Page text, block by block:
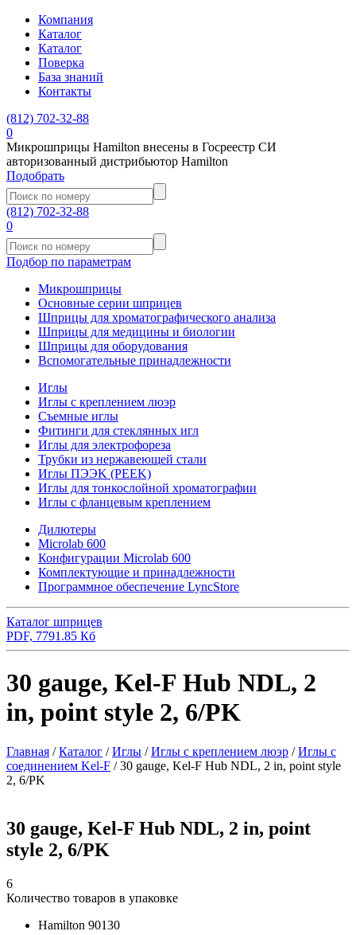
Компания
Каталог
Каталог
Поверка
База знаний
Контакты
(812) 702-32-88
0
Микрошприцы Hamilton внесены в Госреестр СИ
авторизованный дистрибьютор Hamilton
Подобрать
(812) 702-32-88
0
Подбор по параметрам
Микрошприцы
Основные серии шприцев
Шприцы для хроматографического анализа
Шприцы для медицины и биологии
Шприцы для оборудования
Вспомогательные принадлежности
Иглы
Иглы с креплением люэр
Съемные иглы
Фитинги для стеклянных игл
Иглы для электрофореза
Трубки из нержавеющей стали
Иглы ПЭЭK (PEEK)
Иглы для тонкослойной хроматографии
Иглы с фланцевым креплением
Дилютеры
Microlab 600
Конфигурации Microlab 600
Комплектующие и принадлежности
Программное обеспечение LyncStore
Каталог шприцев
PDF, 7791.85 Кб
30 gauge, Kel-F Hub NDL, 2
in, point style 2, 6/PK
Главная /Каталог /Иглы /Иглы с креплением люэр /Иглы с
соединением Kel-F /30 gauge, Kel-F Hub NDL, 2 in, point style
2, 6/PK
30 gauge, Kel-F Hub NDL, 2 in, point
style 2, 6/PK
6
Количество товаров в упаковке
Hamilton 90130